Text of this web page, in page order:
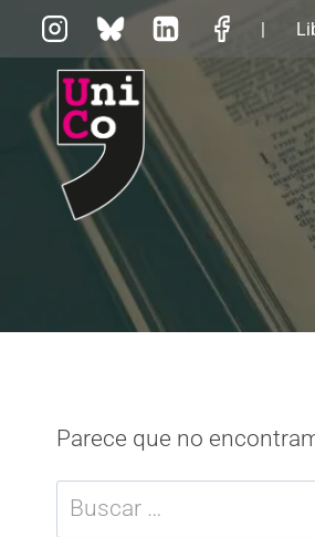
Saltar
al
contenido
|
Parece que no
Buscar: